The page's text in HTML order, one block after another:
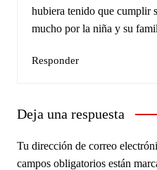
hubiera tenido que cumplir
mucho por la niña y su
Responder
Deja una respuesta
Tu dirección de correo
campos obligatorios están